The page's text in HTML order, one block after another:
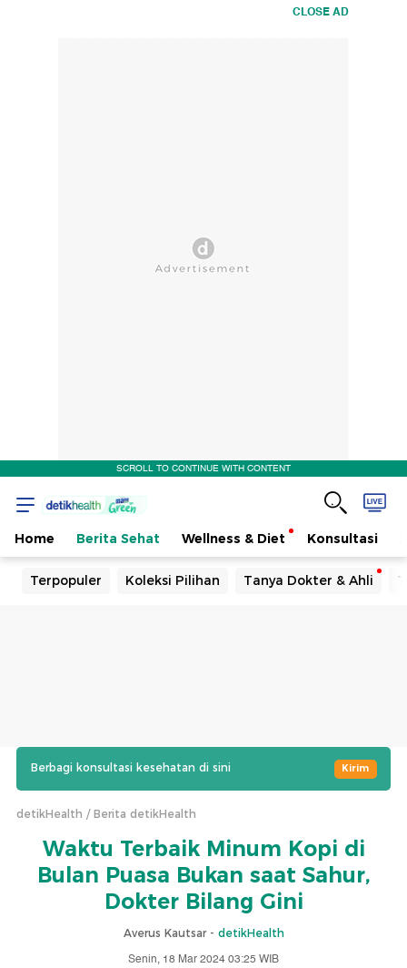
CLOSE AD
SCROLL TO CONTINUE WITH CONTENT
Home Berita Sehat Wellness & Diet Konsultasi
Terpopuler Koleksi Pilihan Tanya Dokter & Ahli
Berbagi konsultasi kesehatan di sini Kirim
detikHealth Berita detikHealth
Waktu Terbaik Minum Kopi di
Bulan Puasa Bukan saat Sahur,
Dokter Bilang Gini
Averus Kautsar - detikHealth
Senin, 18 Mar 2024 03:25 WIB